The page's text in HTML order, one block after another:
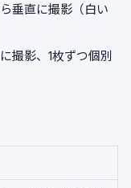
垂直に撮影（白い
撮影、1枚ずつ個別